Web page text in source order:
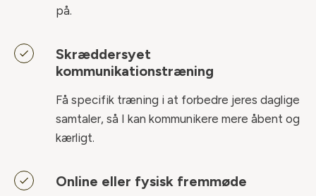
på.
Skræddersyet
kommunikationstræning
Få specifik træning i at forbedre jeres daglige
samtaler, så I kan kommunikere mere åbent og
kærligt.
Online eller fysisk fremmøde